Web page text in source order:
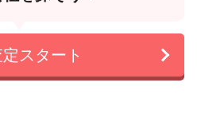
スタート